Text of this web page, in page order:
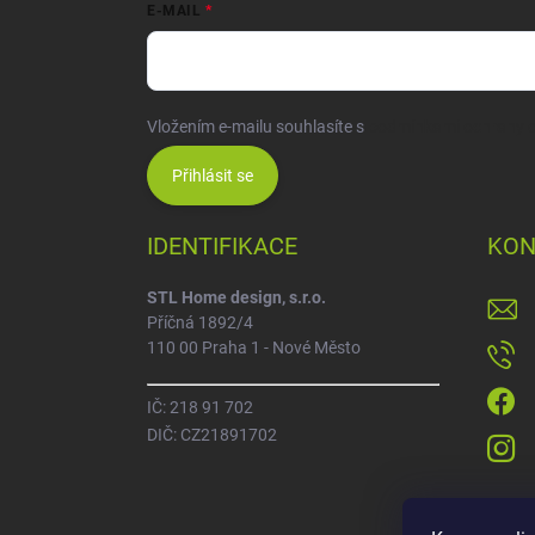
E-MAIL
Vložením e-mailu souhlasíte s
Přihlásit se
IDENTIFIKACE
STL Home design, s.r.o.
Příčná 1892/4
110 00 Praha 1 - Nové Město
IČ: 218 91 702
DIČ: CZ21891702